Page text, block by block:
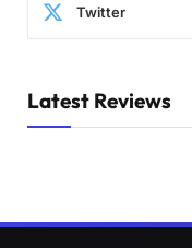
Twitter
Latest Reviews